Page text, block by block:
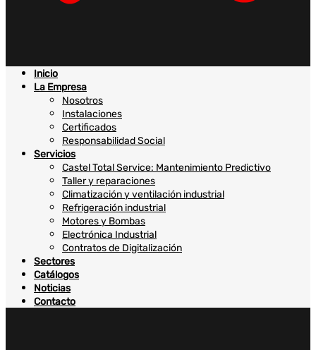
Inicio
La Empresa
Nosotros
Instalaciones
Certificados
Responsabilidad Social
Servicios
Castel Total Service: Mantenimiento Predictivo
Taller y reparaciones
Climatización y ventilación industrial
Refrigeración industrial
Motores y Bombas
Electrónica Industrial
Contratos de Digitalización
Sectores
Catálogos
Noticias
Contacto